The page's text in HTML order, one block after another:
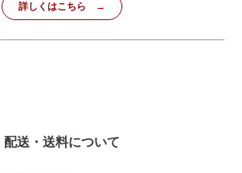
詳しくはこちら
配送・送料について